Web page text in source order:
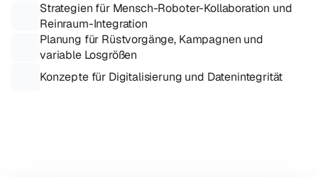
Strategien für Mensch-Roboter-Kollaboration und
Reinraum-Integration
Planung für Rüstvorgänge, Kampagnen und
variable Losgrößen
Konzepte für Digitalisierung und Datenintegrität